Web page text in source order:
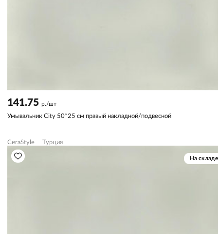
141.75 р./шт
Умывальник City 50*25 см правый накладной/подвесной
CeraStyle Турция
На складе